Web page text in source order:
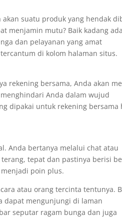
suatu produk yang hendak
menjamin mutu? Baik kadang
dan pelayanan yang amat
di kolom halaman situs.
rekening bersama, Anda akan
Anda dalam wujud
dipakai untuk rekening bersama
Anda bertanya melalui chat atau
tepat dan pastinya berisi
poin plus.
atau orang tercinta tentunya.
dapat mengunjungi di laman
seputar ragam bunga dan juga